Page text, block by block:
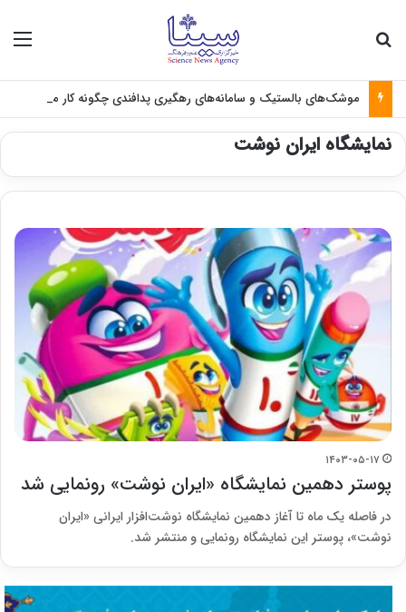
نمایشگاه ایران نوشت
۱۴۰۳-۰۵-۱۷
پوستر دهمین نمایشگاه «ایران نوشت» رونمایی شد
در فاصله یک ماه تا آغاز دهمین نمایشگاه نوشت‌افزار ایرانی «ایران
نوشت»، پوستر این نمایشگاه رونمایی و منتشر شد.